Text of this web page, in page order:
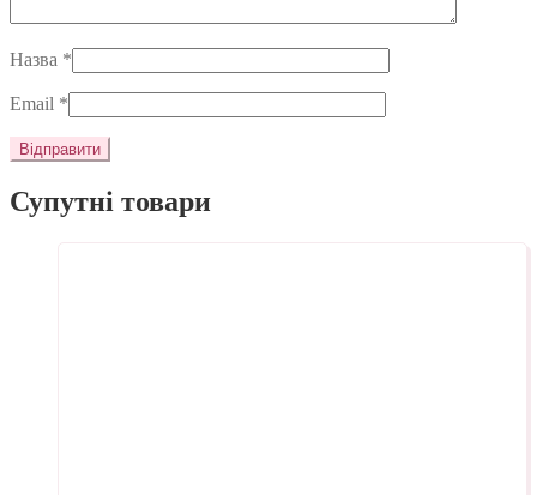
Назва *
Email *
Супутні товари